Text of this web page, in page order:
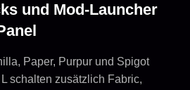
und Mod-Launcher
Paper, Purpur und Spigot
schalten zusätzlich Fabric,